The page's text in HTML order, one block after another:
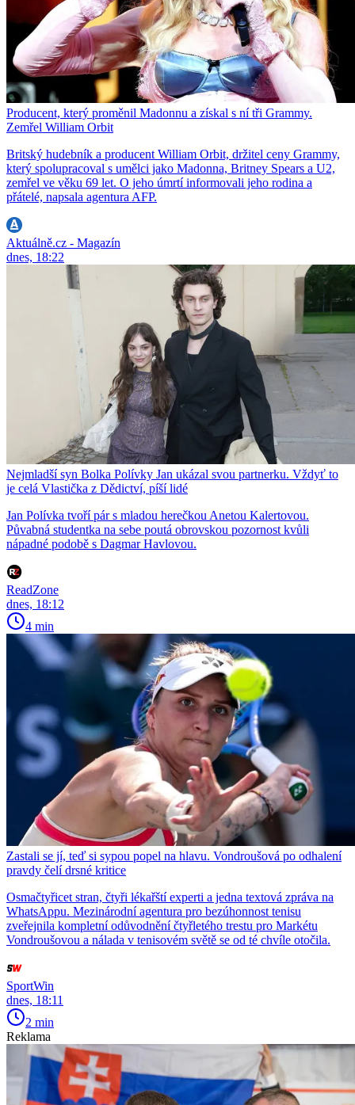
Producent, který proměnil Madonnu a získal s ní tři Grammy.
Zemřel William Orbit
Britský hudebník a producent William Orbit, držitel ceny Grammy,
který spolupracoval s umělci jako Madonna, Britney Spears a U2,
zemřel ve věku 69 let. O jeho úmrtí informovali jeho rodina a
přátelé, napsala agentura AFP.
Aktuálně.cz - Magazín
dnes, 18:22
Nejmladší syn Bolka Polívky Jan ukázal svou partnerku. Vždyť to
je celá Vlastička z Dědictví, píší lidé
Jan Polívka tvoří pár s mladou herečkou Anetou Kalertovou.
Půvabná studentka na sebe poutá obrovskou pozornost kvůli
nápadné podobě s Dagmar Havlovou.
ReadZone
dnes, 18:12
4 min
Zastali se jí, teď si sypou popel na hlavu. Vondroušová po odhalení
pravdy čelí drsné kritice
Osmačtyřicet stran, čtyři lékařští experti a jedna textová zpráva na
WhatsAppu. Mezinárodní agentura pro bezúhonnost tenisu
zveřejnila kompletní odůvodnění čtyřletého trestu pro Markétu
Vondroušovou a nálada v tenisovém světě se od té chvíle otočila.
SportWin
dnes, 18:11
2 min
Reklama